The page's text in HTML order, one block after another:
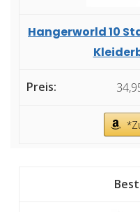
Hangerworld 10